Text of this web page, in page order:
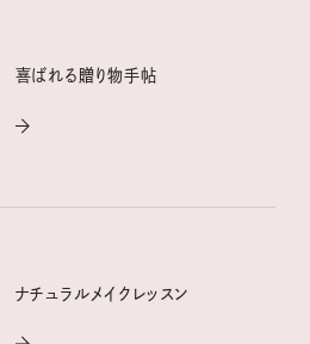
喜ばれる贈り物手帖
ナチュラルメイクレッスン